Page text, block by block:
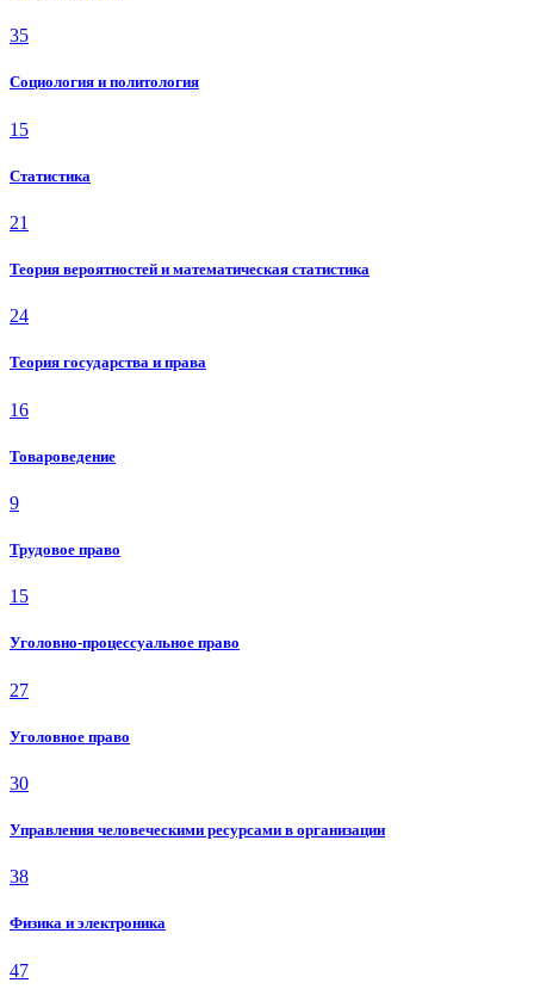
35
Социология и политология
15
Статистика
21
Теория вероятностей и математическая статистика
24
Теория государства и права
16
Товароведение
9
Трудовое право
15
Уголовно-процессуальное право
27
Уголовное право
30
Управления человеческими ресурсами в организации
38
Физика и электроника
47